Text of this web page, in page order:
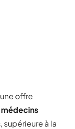
offre
médecins
, supérieure à la